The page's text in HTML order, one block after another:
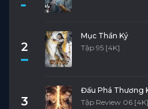
2
Mục Thần Ký
Tập 95 [4K]
3
Đấu Phá Thương
Tập Review 06 [4K]